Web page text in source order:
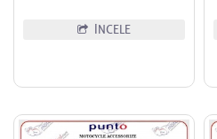
İNCELE